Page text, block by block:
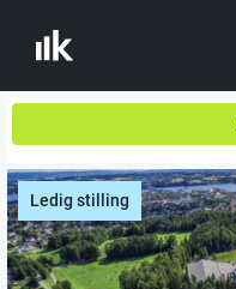
Ledig stilling